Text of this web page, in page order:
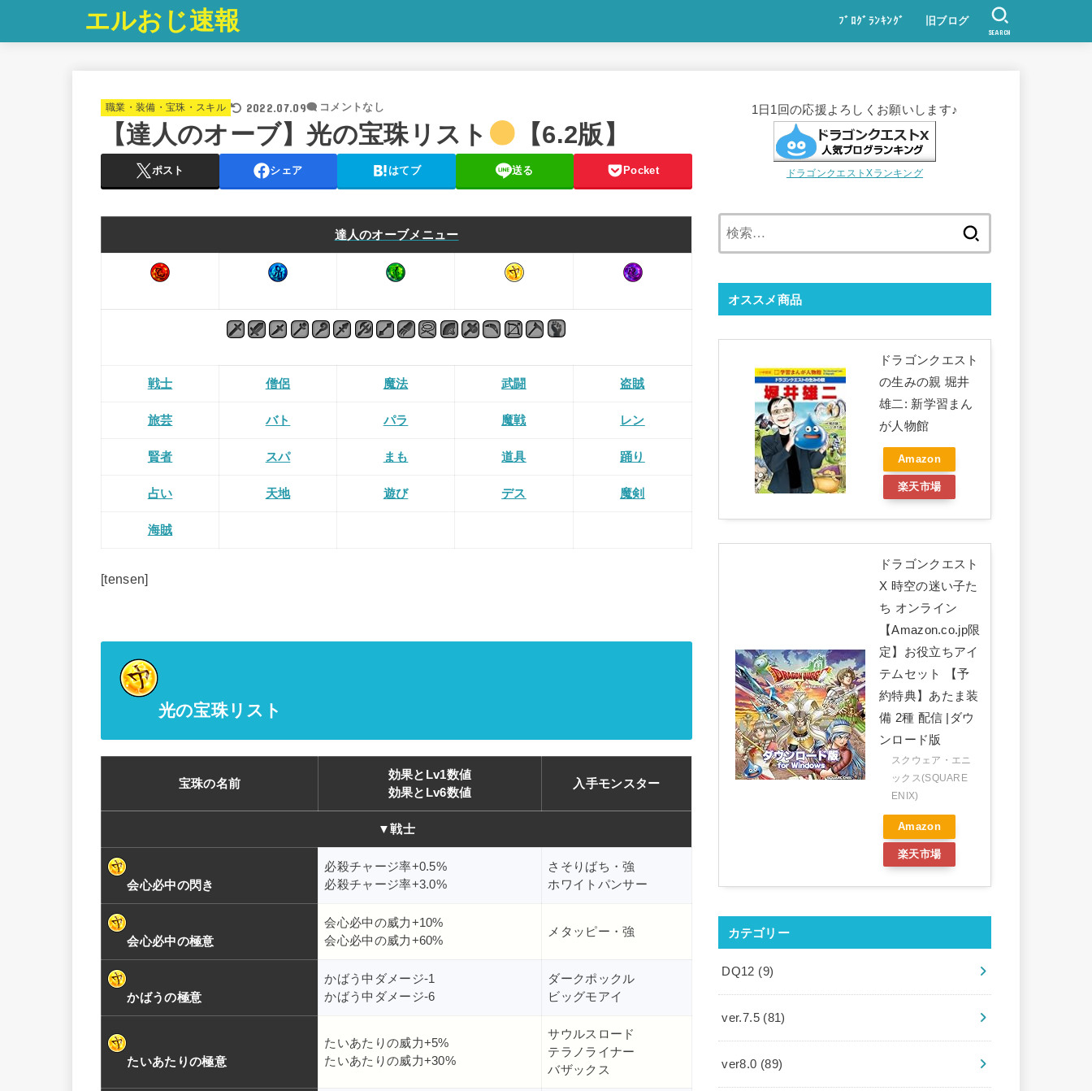
エルおじ速報 ﾌﾞﾛｸﾞﾗﾝｷﾝｸﾞ 旧ブログ
SEARCH
職業・装備・宝珠・スキル 2022.07.09 コメントなし
【達人のオーブ】光の宝珠リスト 【6.2版】
ポスト シェア はてブ 送る Pocket
達人のオーブメニュー
戦士 僧侶 魔法 武闘 盗賊
旅芸 バト パラ 魔戦 レン
賢者 スパ まも 道具 踊り
占い 天地 遊び デス 魔剣
海賊
[tensen]
光の宝珠リスト
宝珠の名前
効果とLv1数値
効果とLv6数値
入手モンスター
▼戦士
会心必中の閃き
必殺チャージ率+0.5%
必殺チャージ率+3.0%
さそりばち・強
ホワイトパンサー
会心必中の極意
会心必中の威力+10%
会心必中の威力+60%
メタッピー・強
かばうの極意
かばう中ダメージ-1
かばう中ダメージ-6
ダークポックル
ビッグモアイ
たいあたりの極意
たいあたりの威力+5%
たいあたりの威力+30%
サウルスロード
テラノライナー
バザックス
1日1回の応援よろしくお願いします♪
ドラゴンクエストXランキング
オススメ商品
ドラゴンクエスト
の生みの親 堀井
雄二: 新学習まん
が人物館
Amazon
楽天市場
ドラゴンクエスト
X 時空の迷い子た
ち オンライン
【Amazon.co.jp限
定】お役立ちアイ
テムセット 【予
約特典】あたま装
備 2種 配信 |ダウ
ンロード版
スクウェア・エニ
ックス(SQUARE
ENIX)
Amazon
楽天市場
カテゴリー
DQ12 (9)
ver.7.5 (81)
ver8.0 (89)